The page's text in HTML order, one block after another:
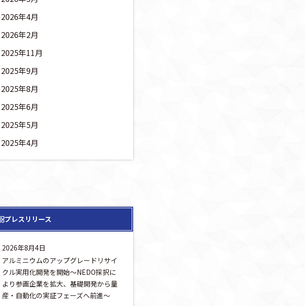
2026年4月
2026年2月
2025年11月
2025年9月
2025年8月
2025年6月
2025年5月
2025年4月
プレスリリース
2026年8月4日
アルミニウムのアップグレードリサイ
クル実用化開発を開始～NEDO採択に
より参画企業を拡大、基礎開発から量
産・自動化の実証フェーズへ前進～